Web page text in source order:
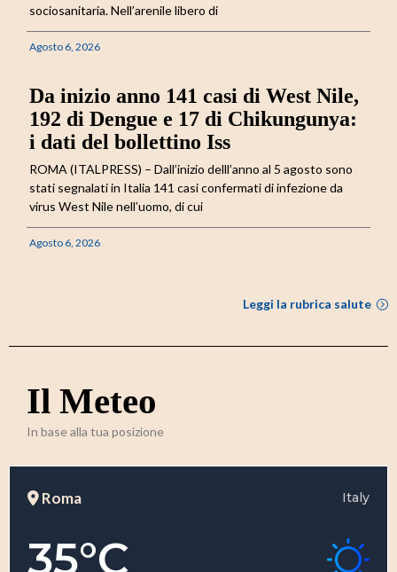
sociosanitaria. Nell’arenile libero di
Agosto 6, 2026
Da inizio anno 141 casi di West Nile,
192 di Dengue e 17 di Chikungunya:
i dati del bollettino Iss
ROMA (ITALPRESS) – Dall’inizio delll’anno al 5 agosto sono
stati segnalati in Italia 141 casi confermati di infezione da
virus West Nile nell’uomo, di cui
Agosto 6, 2026
Leggi la rubrica salute
Il Meteo
In base alla tua posizione
Roma Italy
35°C